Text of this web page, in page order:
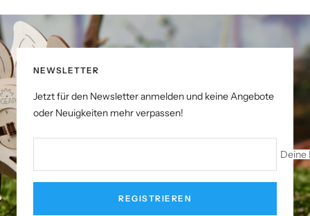
NEWSLETTER
Jetzt für den Newsletter anmelden und keine Angebote
oder Neuigkeiten mehr verpassen!
Deine
REGISTRIEREN